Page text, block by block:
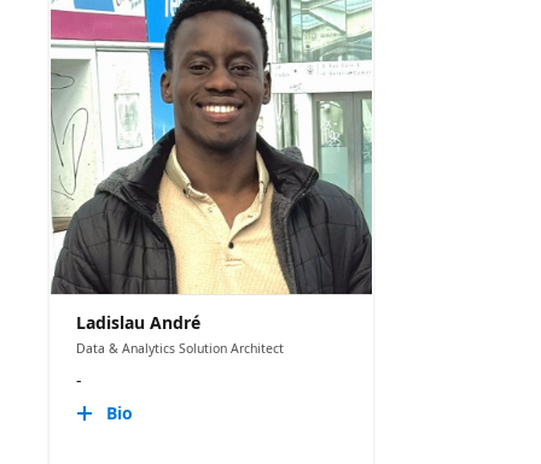
Ladislau André
Data & Analytics Solution Architect
-
Bio